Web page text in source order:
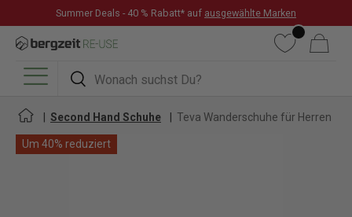
DIREKT ZUM INHALT
Summer Deals - 40 % Rabatt* auf ausgewählte Marken
Suchen
Suchen
WunschlisteWarenkorb
Menü
Second Hand Schuhe Teva Wanderschuhe für Herren
Um 40% reduziert